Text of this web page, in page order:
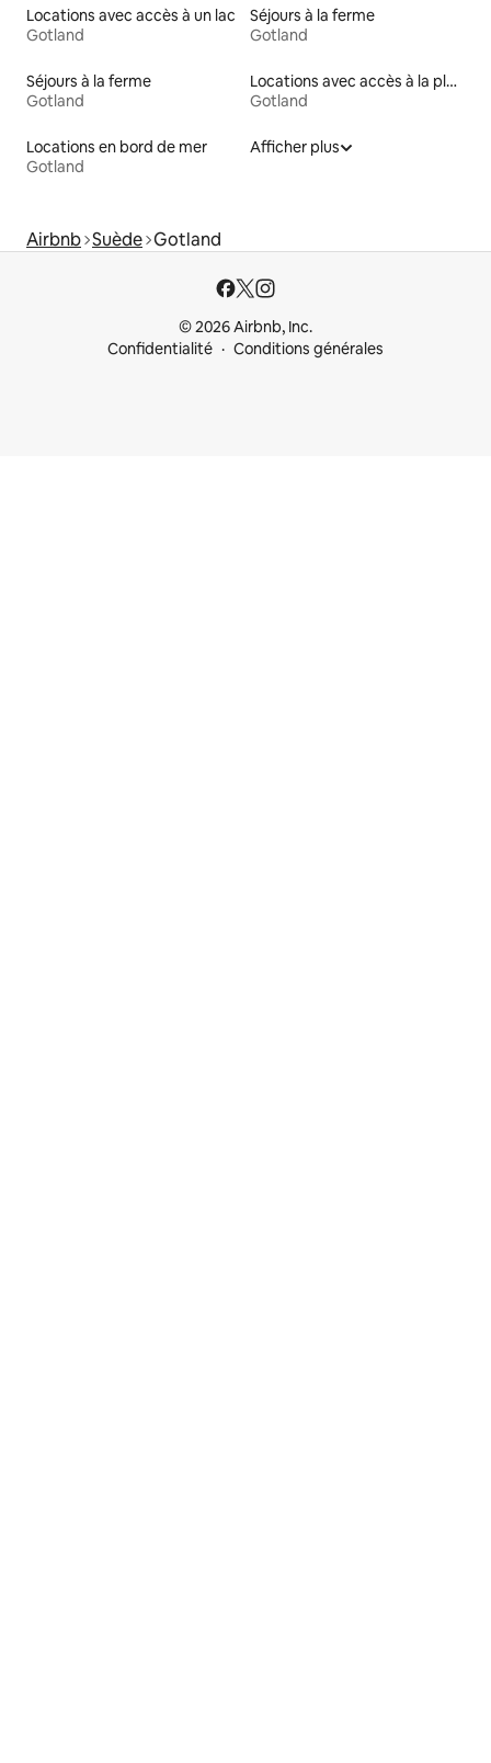
Locations avec accès à un lac
Gotland
Séjours à la ferme
Gotland
Séjours à la ferme
Gotland
Locations avec accès à la plage
Gotland
Locations en bord de mer
Gotland
Afficher plus
Airbnb Suède Gotland
© 2026 Airbnb, Inc.
Confidentialité
Conditions générales